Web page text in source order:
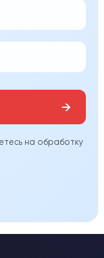
→
на обработку